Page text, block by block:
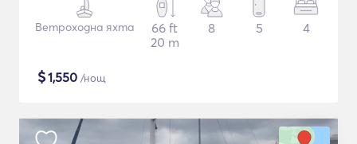
Ветроходна яхта
66 ft
20 m
8 5 4
$1,550 /нощ